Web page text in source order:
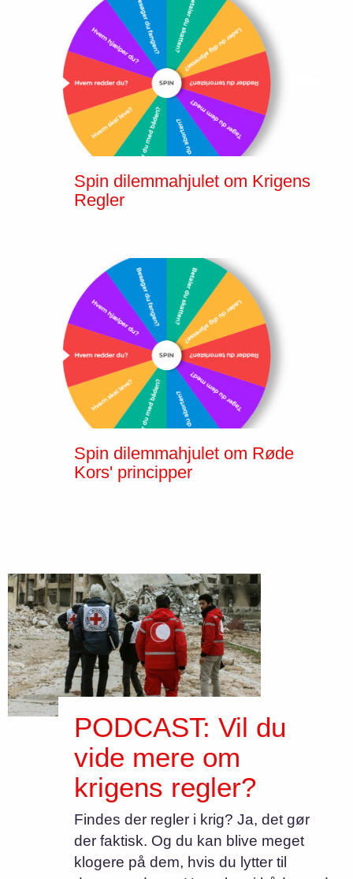
Spin dilemmahjulet om Krigens
Regler
Spin dilemmahjulet om Røde
Kors' principper
PODCAST: Vil du
vide mere om
krigens regler?
Findes der regler i krig? Ja, det gør
der faktisk. Og du kan blive meget
klogere på dem, hvis du lytter til